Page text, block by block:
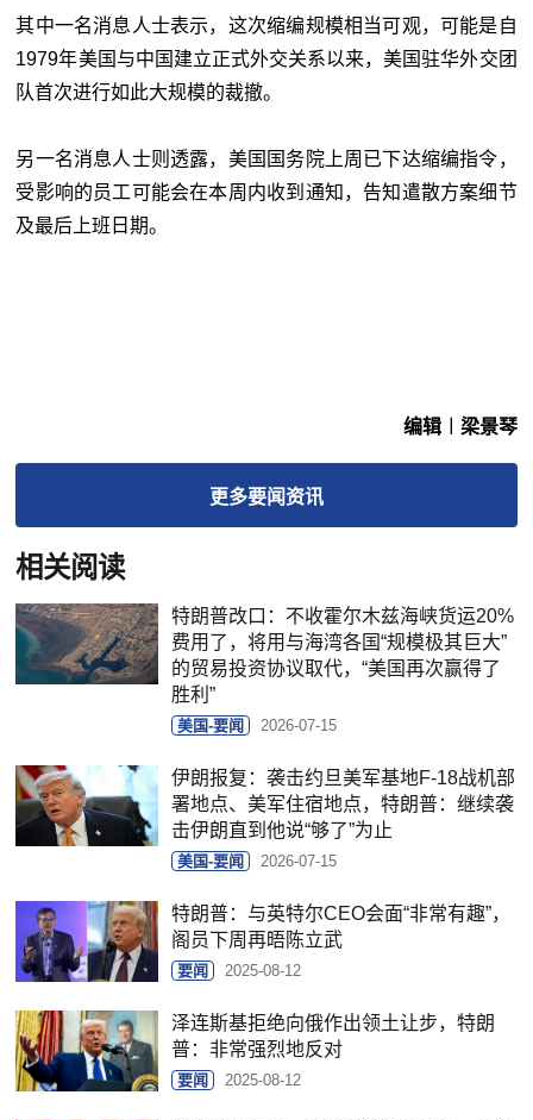
其中一名消息人士表示，这次缩编规模相当可观，可能是自
1979年美国与中国建立正式外交关系以来，美国驻华外交团
队首次进行如此大规模的裁撤。
另一名消息人士则透露，美国国务院上周已下达缩编指令，
受影响的员工可能会在本周内收到通知，告知遣散方案细节
及最后上班日期。
编辑︱梁景琴
更多要闻资讯
相关阅读
特朗普改口：不收霍尔木兹海峡货运20%
费用了，将用与海湾各国“规模极其巨大”
的贸易投资协议取代，“美国再次赢得了
胜利”
美国-要闻 2026-07-15
伊朗报复：袭击约旦美军基地F-18战机部
署地点、美军住宿地点，特朗普：继续袭
击伊朗直到他说“够了”为止
美国-要闻 2026-07-15
特朗普：与英特尔CEO会面“非常有趣”，
阁员下周再晤陈立武
要闻 2025-08-12
泽连斯基拒绝向俄作出领土让步，特朗
普：非常强烈地反对
要闻 2025-08-12